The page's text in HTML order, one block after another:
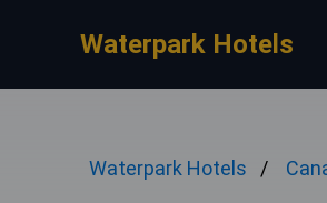
Waterpark Hotels
Waterpark Hotels